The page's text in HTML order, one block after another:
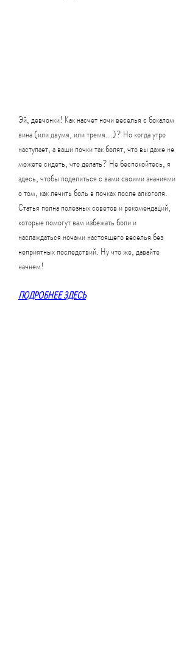
Эй, девчонки! Как насчет ночи веселья с бокалом
вина (или двумя, или тремя...)? Но когда утро
наступает, а ваши почки так болят, что вы даже не
можете сидеть, что делать? Не беспокойтесь, я
здесь, чтобы поделиться с вами своими знаниями
о том, как лечить боль в почках после алкоголя.
Статья полна полезных советов и рекомендаций,
которые помогут вам избежать боли и
наслаждаться ночами настоящего веселья без
неприятных последствий. Ну что же, давайте
начнем!
ПОДРОБНЕЕ ЗДЕСЬ